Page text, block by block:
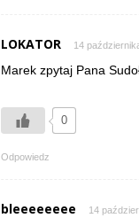
LOKATOR 14
Marek zpytaj Pana
0
Odpowiedz
bleeeeeeee 14